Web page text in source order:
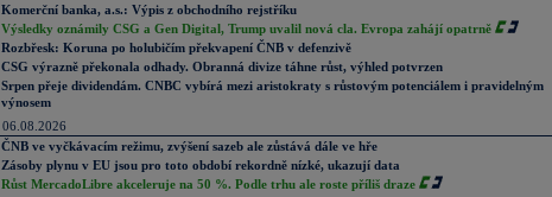
Komerční banka, a.s.: Výpis z obchodního rejstříku
Výsledky oznámily CSG a Gen Digital, Trump uvalil nová cla. Evropa zahájí opatrně
Rozbřesk: Koruna po holubičím překvapení ČNB v defenzivě
CSG výrazně překonala odhady. Obranná divize táhne růst, výhled potvrzen
Srpen přeje dividendám. CNBC vybírá mezi aristokraty s růstovým potenciálem i pravidelným
výnosem
06.08.2026
ČNB ve vyčkávacím režimu, zvýšení sazeb ale zůstává dále ve hře
Zásoby plynu v EU jsou pro toto období rekordně nízké, ukazují data
Růst MercadoLibre akceleruje na 50 %. Podle trhu ale roste příliš draze